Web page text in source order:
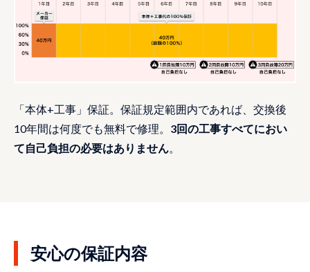
「本体+工事」保証。保証規定範囲内であれば、交換後
10年間は何度でも無料で修理。 3回の工事すべてにおい
て自己負担の必要はありません
安心の保証内容